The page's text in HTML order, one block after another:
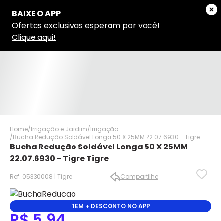
✕
✕
Home Irrigação e Jardim Irrigação
Bucha Redução Soldável Longa 50 X 25MM 22.07.6930 - Tigre
Bucha Redução Soldável Longa 50 X 25MM
22.07.6930 - Tigre Tigre
Ref: 05330008 | Tigre Compartilhe
✕
TEM + DESCONTO NO APP